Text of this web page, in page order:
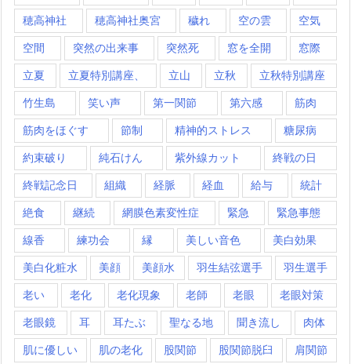
穂高神社 穂高神社奥宮 穢れ 空の雲 空気
空間 突然の出来事 突然死 窓を全開 窓際
立夏 立夏特別講座、 立山 立秋 立秋特別講座
竹生島 笑い声 第一関節 第六感 筋肉
筋肉をほぐす 節制 精神的ストレス 糖尿病
約束破り 純石けん 紫外線カット 終戦の日
終戦記念日 組織 経脈 経血 給与 統計
絶食 継続 網膜色素変性症 緊急 緊急事態
線香 練功会 縁 美しい音色 美白効果
美白化粧水 美顔 美顔水 羽生結弦選手 羽生選手
老い 老化 老化現象 老師 老眼 老眼対策
老眼鏡 耳 耳たぶ 聖なる地 聞き流し 肉体
肌に優しい 肌の老化 股関節 股関節脱臼 肩関節